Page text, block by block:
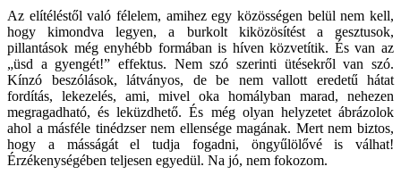
Az elítéléstől való félelem, amihez egy közösségen belül nem kell,
hogy kimondva legyen, a burkolt kiközösítést a gesztusok,
pillantások még enyhébb formában is híven közvetítik. És van az
„üsd a gyengét!” effektus. Nem szó szerinti ütésekről van szó.
Kínzó beszólások, látványos, de be nem vallott eredetű hátat
fordítás, lekezelés, ami, mivel oka homályban marad, nehezen
megragadható, és leküzdhető. És még olyan helyzetet ábrázolok
ahol a másféle tinédzser nem ellensége magának. Mert nem biztos,
hogy a másságát el tudja fogadni, öngyűlölővé is válhat!
Érzékenységében teljesen egyedül. Na jó, nem fokozom.